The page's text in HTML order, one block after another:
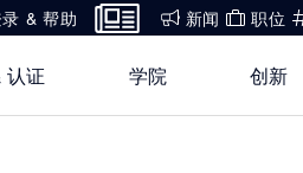
& 帮助 新闻 职位
认证 学院 创新